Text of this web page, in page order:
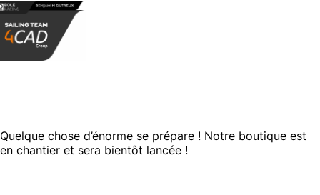
Quelque chose d’énorme se prépare ! Notre boutique est
en chantier et sera bientôt lancée !
Panneau de gestion des cookies